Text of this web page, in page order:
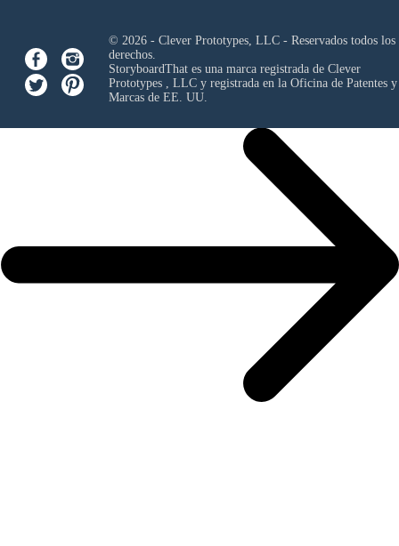
© 2026 - Clever Prototypes, LLC - Reservados todos los
derechos.
StoryboardThat es una marca registrada de Clever
Prototypes , LLCy registrada en la Oficina de Patentes y
Marcas de EE. UU.